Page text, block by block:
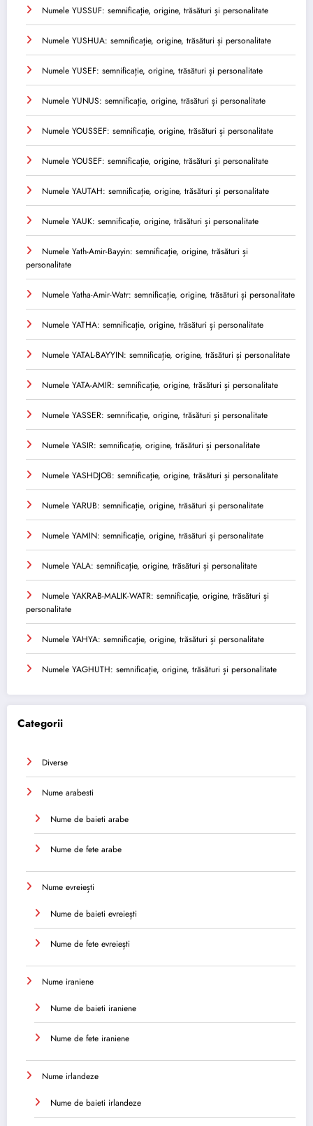
Numele YUSSUF: semnificație, origine, trăsături și personalitate
Numele YUSHUA: semnificație, origine, trăsături și personalitate
Numele YUSEF: semnificație, origine, trăsături și personalitate
Numele YUNUS: semnificație, origine, trăsături și personalitate
Numele YOUSSEF: semnificație, origine, trăsături și personalitate
Numele YOUSEF: semnificație, origine, trăsături și personalitate
Numele YAUTAH: semnificație, origine, trăsături și personalitate
Numele YAUK: semnificație, origine, trăsături și personalitate
Numele Yath-Amir-Bayyin: semnificație, origine, trăsături și
personalitate
Numele Yatha-Amir-Watr: semnificație, origine, trăsături și personalitate
Numele YATHA: semnificație, origine, trăsături și personalitate
Numele YATAL-BAYYIN: semnificație, origine, trăsături și personalitate
Numele YATA-AMIR: semnificație, origine, trăsături și personalitate
Numele YASSER: semnificație, origine, trăsături și personalitate
Numele YASIR: semnificație, origine, trăsături și personalitate
Numele YASHDJOB: semnificație, origine, trăsături și personalitate
Numele YARUB: semnificație, origine, trăsături și personalitate
Numele YAMIN: semnificație, origine, trăsături și personalitate
Numele YALA: semnificație, origine, trăsături și personalitate
Numele YAKRAB-MALIK-WATR: semnificație, origine, trăsături și
personalitate
Numele YAHYA: semnificație, origine, trăsături și personalitate
Numele YAGHUTH: semnificație, origine, trăsături și personalitate
Categorii
Diverse
Nume arabesti
Nume de baieti arabe
Nume de fete arabe
Nume evreiești
Nume de baieti evreiești
Nume de fete evreiești
Nume iraniene
Nume de baieti iraniene
Nume de fete iraniene
Nume irlandeze
Nume de baieti irlandeze